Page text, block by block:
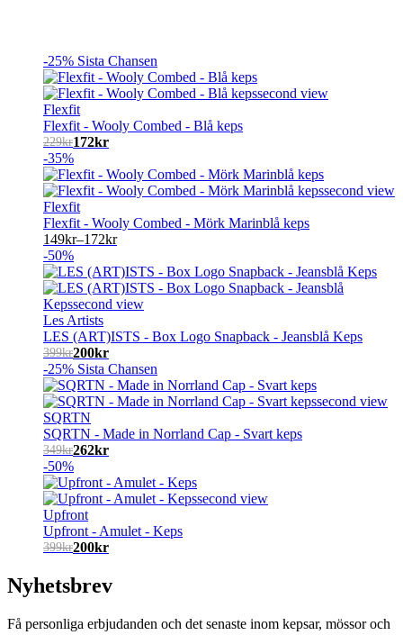
-25% Sista Chansen
Flexfit
Flexfit - Wooly Combed - Blå keps
229kr172kr
-35%
Flexfit
Flexfit - Wooly Combed - Mörk Marinblå keps
149kr–172kr
-50%
Les Artists
LES (ART)ISTS - Box Logo Snapback - Jeansblå Keps
399kr200kr
-25% Sista Chansen
SQRTN
SQRTN - Made in Norrland Cap - Svart keps
349kr262kr
-50%
Upfront
Upfront - Amulet - Keps
399kr200kr
Nyhetsbrev
Få personliga erbjudanden och det senaste inom kepsar, mössor och